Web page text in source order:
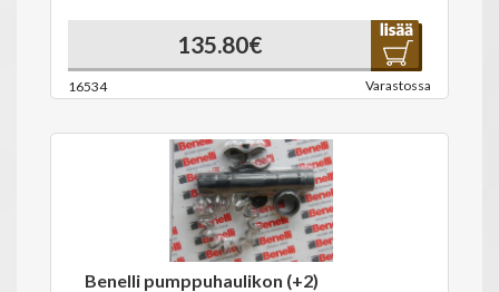
135.80€
16534 Varastossa
Benelli pumppuhaulikon (+2)